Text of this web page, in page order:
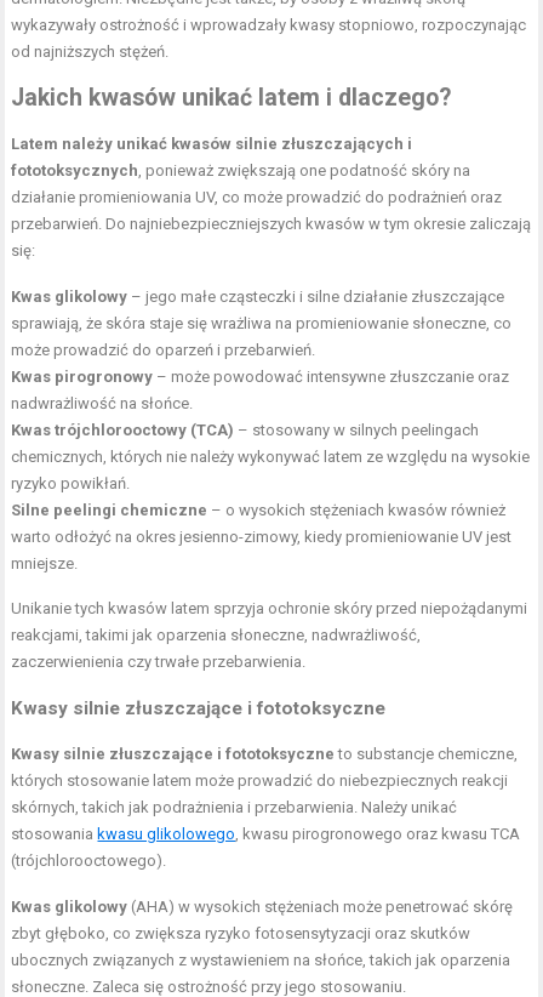
wykazywały ostrożność i wprowadzały kwasy stopniowo, rozpoczynając
od najniższych stężeń.
Jakich kwasów unikać latem i dlaczego?
Latem należy unikać kwasów silnie złuszczających i
fototoksycznych , ponieważ zwiększają one podatność skóry na
działanie promieniowania UV, co może prowadzić do podrażnień oraz
przebarwień. Do najniebezpieczniejszych kwasów w tym okresie zaliczają
się:
Kwas glikolowy – jego małe cząsteczki i silne działanie złuszczające
sprawiają, że skóra staje się wrażliwa na promieniowanie słoneczne, co
może prowadzić do oparzeń i przebarwień.
Kwas pirogronowy – może powodować intensywne złuszczanie oraz
nadwrażliwość na słońce.
Kwas trójchlorooctowy (TCA) – stosowany w silnych peelingach
chemicznych, których nie należy wykonywać latem ze względu na wysokie
ryzyko powikłań.
Silne peelingi chemiczne – o wysokich stężeniach kwasów również
warto odłożyć na okres jesienno-zimowy, kiedy promieniowanie UV jest
mniejsze.
Unikanie tych kwasów latem sprzyja ochronie skóry przed niepożądanymi
reakcjami, takimi jak oparzenia słoneczne, nadwrażliwość,
zaczerwienienia czy trwałe przebarwienia.
Kwasy silnie złuszczające i fototoksyczne
Kwasy silnie złuszczające i fototoksyczne to substancje chemiczne,
których stosowanie latem może prowadzić do niebezpiecznych reakcji
skórnych, takich jak podrażnienia i przebarwienia. Należy unikać
stosowania kwasu glikolowego , kwasu pirogronowego oraz kwasu TCA
(trójchlorooctowego).
Kwas glikolowy (AHA) w wysokich stężeniach może penetrować skórę
zbyt głęboko, co zwiększa ryzyko fotosensytyzacji oraz skutków
ubocznych związanych z wystawieniem na słońce, takich jak oparzenia
słoneczne. Zaleca się ostrożność przy jego stosowaniu.